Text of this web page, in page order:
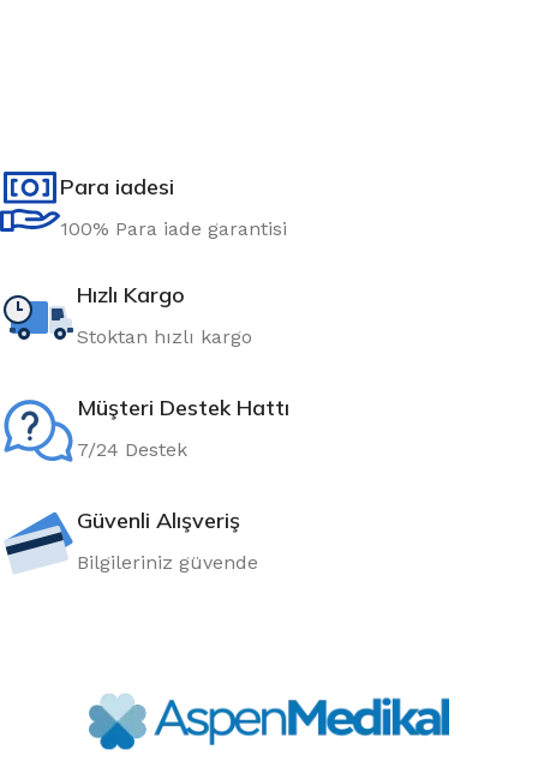
Para iadesi
100% Para iade garantisi
Hızlı Kargo
Stoktan hızlı kargo
Müşteri Destek Hattı
7/24 Destek
Güvenli Alışveriş
Bilgileriniz güvende